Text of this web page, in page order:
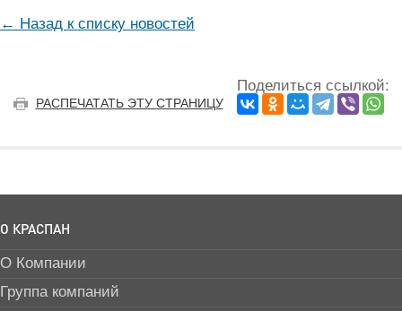
← Назад к списку новостей
РАСПЕЧАТАТЬ ЭТУ СТРАНИЦУ
Поделиться ссылкой:
О КРАСПАН
О Компании
Группа компаний